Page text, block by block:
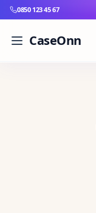
0850 123 45 67
CaseOnn